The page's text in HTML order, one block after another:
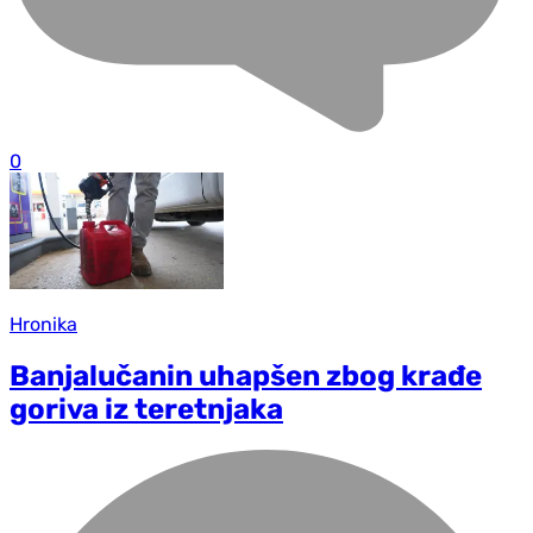
0
Hronika
Banjalučanin uhapšen zbog krađe
goriva iz teretnjaka